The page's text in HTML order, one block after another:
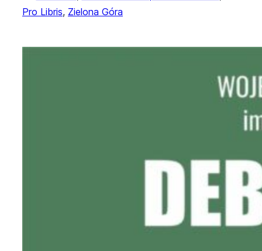
Pro Libris, Zielona Góra